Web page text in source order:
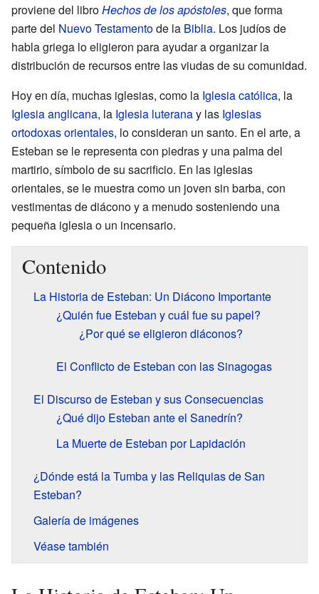
proviene del libroHechos de los apóstoles, que forma
parte del Nuevo Testamentode la Biblia. Los judíos de
habla griega lo eligieron para ayudar a organizar la
distribución de recursos entre las viudas de su comunidad.
Hoy en día, muchas iglesias, como la Iglesia católica, la
Iglesia anglicana, la Iglesia luteranay las Iglesias
ortodoxas orientales, lo consideran un santo. En el arte, a
Esteban se le representa con piedras y una palma del
martirio, símbolo de su sacrificio. En las iglesias
orientales, se le muestra como un joven sin barba, con
vestimentas de diácono y a menudo sosteniendo una
pequeña iglesia o un incensario.
Contenido
La Historia de Esteban: Un Diácono Importante
¿Quién fue Esteban y cuál fue su papel?
¿Por qué se eligieron diáconos?
El Conflicto de Esteban con las Sinagogas
El Discurso de Esteban y sus Consecuencias
¿Qué dijo Esteban ante el Sanedrín?
La Muerte de Esteban por Lapidación
¿Dónde está la Tumba y las Reliquias de San
Esteban?
Galería de imágenes
Véase también